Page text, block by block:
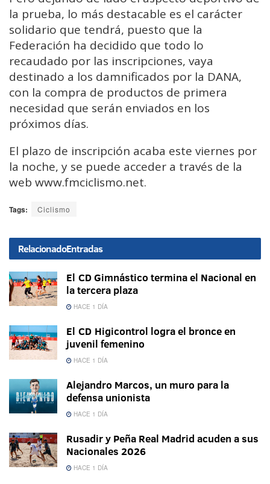
la prueba, lo más destacable es el carácter
solidario que tendrá, puesto que la
Federación ha decidido que todo lo
recaudado por las inscripciones, vaya
destinado a los damnificados por la DANA,
con la compra de productos de primera
necesidad que serán enviados en los
próximos días.
El plazo de inscripción acaba este viernes por
la noche, y se puede acceder a través de la
web www.fmciclismo.net.
Tags: Ciclismo
RelacionadoEntradas
El CD Gimnástico termina el Nacional en
la tercera plaza
HACE 1 DÍA
El CD Higicontrol logra el bronce en
juvenil femenino
HACE 1 DÍA
Alejandro Marcos, un muro para la
defensa unionista
HACE 1 DÍA
Rusadir y Peña Real Madrid acuden a sus
Nacionales 2026
HACE 1 DÍA